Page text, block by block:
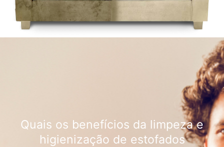
Quais os benefícios da limpeza e
higienização de estofados